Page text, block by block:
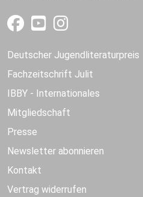
Deutscher Jugendliteraturpreis
Fachzeitschrift Julit
IBBY - Internationales
Mitgliedschaft
Presse
Newsletter abonnieren
Kontakt
Vertrag widerrufen